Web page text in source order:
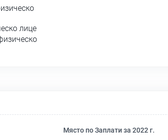
лице
Място по Заплати за 2022 г.